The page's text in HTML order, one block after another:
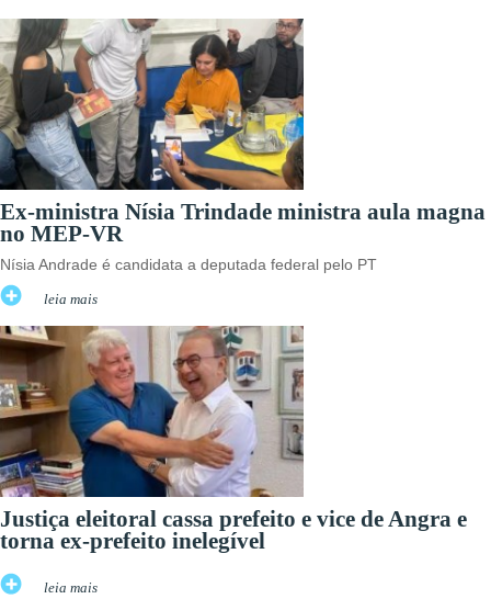
Ex-ministra Nísia Trindade ministra aula magna
no MEP-VR
Nísia Andrade é candidata a deputada federal pelo PT
leia mais
Justiça eleitoral cassa prefeito e vice de Angra e
torna ex-prefeito inelegível
leia mais